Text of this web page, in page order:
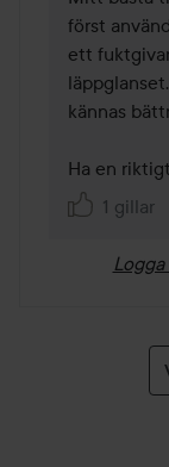
först
ett
kännas
Ha en
1 gillar
Logga